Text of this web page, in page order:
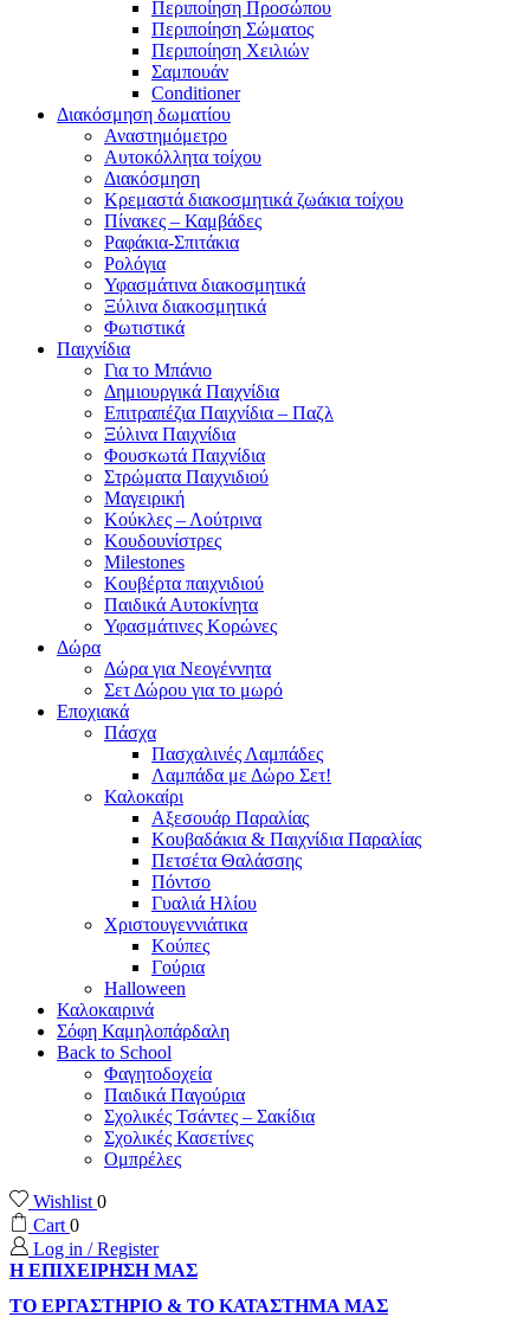
Περιποίηση Προσώπου
Περιποίηση Σώματος
Περιποίηση Χειλιών
Σαμπουάν
Conditioner
Διακόσμηση δωματίου
Αναστημόμετρο
Αυτοκόλλητα τοίχου
Διακόσμηση
Κρεμαστά διακοσμητικά ζωάκια τοίχου
Πίνακες – Καμβάδες
Ραφάκια-Σπιτάκια
Ρολόγια
Υφασμάτινα διακοσμητικά
Ξύλινα διακοσμητικά
Φωτιστικά
Παιχνίδια
Για το Μπάνιο
Δημιουργικά Παιχνίδια
Επιτραπέζια Παιχνίδια – Παζλ
Ξύλινα Παιχνίδια
Φουσκωτά Παιχνίδια
Στρώματα Παιχνιδιού
Μαγειρική
Κούκλες – Λούτρινα
Κουδουνίστρες
Milestones
Κουβέρτα παιχνιδιού
Παιδικά Αυτοκίνητα
Υφασμάτινες Κορώνες
Δώρα
Δώρα για Νεογέννητα
Σετ Δώρου για το μωρό
Εποχιακά
Πάσχα
Πασχαλινές Λαμπάδες
Λαμπάδα με Δώρο Σετ!
Καλοκαίρι
Αξεσουάρ Παραλίας
Κουβαδάκια & Παιχνίδια Παραλίας
Πετσέτα Θαλάσσης
Πόντσο
Γυαλιά Ηλίου
Χριστουγεννιάτικα
Κούπες
Γούρια
Halloween
Καλοκαιρινά
Σόφη Καμηλοπάρδαλη
Back to School
Φαγητοδοχεία
Παιδικά Παγούρια
Σχολικές Τσάντες – Σακίδια
Σχολικές Κασετίνες
Ομπρέλες
Wishlist0
Cart0
Log in / Register
Η ΕΠΙΧΕΙΡΗΣΗ ΜΑΣ
ΤΟ ΕΡΓΑΣΤΗΡΙΟ & ΤΟ ΚΑΤΑΣΤΗΜΑ ΜΑΣ